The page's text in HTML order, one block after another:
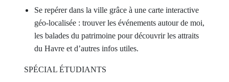
Se repérer dans la ville grâce à une carte interactive
géo-localisée : trouver les événements autour de moi,
les balades du patrimoine pour découvrir les attraits
du Havre et d’autres infos utiles.
SPÉCIAL ÉTUDIANTS